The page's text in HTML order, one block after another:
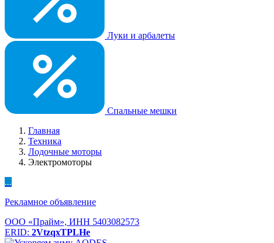
Луки и арбалеты
Спальные мешки
Главная
Техника
Лодочные моторы
Электромоторы
...
Рекламное объявление
ООО «Прайм», ИНН 5403082573
ERID: 2VtzqxTPLHe